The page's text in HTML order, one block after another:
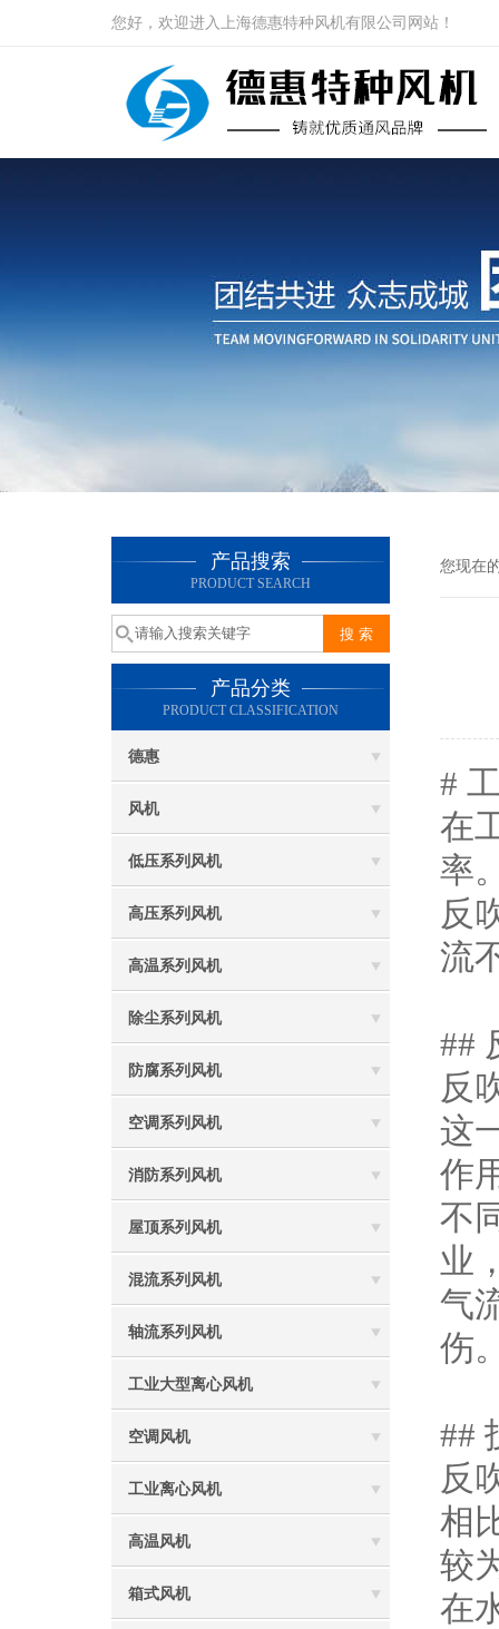
您好，欢迎进入上海德惠特种风机有限公司网站！
产品搜索
PRODUCT SEARCH
产品分类
PRODUCT CLASSIFICATION
德惠
风机
低压系列风机
高压系列风机
高温系列风机
除尘系列风机
防腐系列风机
空调系列风机
消防系列风机
屋顶系列风机
混流系列风机
轴流系列风机
工业大型离心风机
空调风机
工业离心风机
高温风机
箱式风机
您现在
#
在
率
反
流
##
反
这
作
不
业
气
伤
##
反
相
较
在